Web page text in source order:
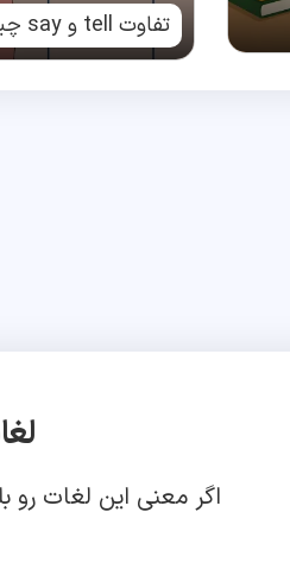
تفاوت tell و say چیست؟
اگر معنی این لغات